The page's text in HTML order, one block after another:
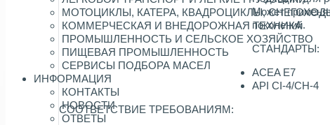
МОТОЦИКЛЫ, КАТЕРА, КВАДРОЦИКЛЫ,
КОММЕРЧЕСКАЯ И ВНЕДОРОЖНАЯ ТЕХНИКА
ПРОМЫШЛЕННОСТЬ И СЕЛЬСКОЕ ХОЗЯЙСТВО
ПИЩЕВАЯ ПРОМЫШЛЕННОСТЬ
СЕРВИСЫ ПОДБОРА МАСЕЛ
ИНФОРМАЦИЯ
КОНТАКТЫ
НОВОСТИ
ОТВЕТЫ
Может
поколений.
СТАНДАРТЫ:
ACEA E7
API CI-4/CH-4
СООТВЕТСТВИЕ ТРЕБОВАНИЯМ: